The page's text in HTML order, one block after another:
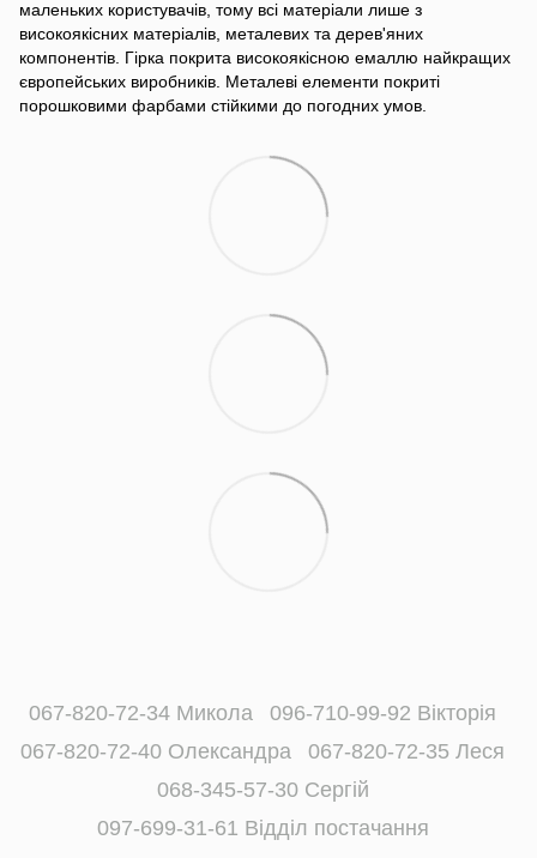
маленьких користувачів, тому всі матеріали лише з
високоякісних матеріалів, металевих та дерев'яних
компонентів. Гірка покрита високоякісною емаллю найкращих
європейських виробників. Металеві елементи покриті
порошковими фарбами стійкими до погодних умов.
067-820-72-34 Микола
096-710-99-92 Вікторія
067-820-72-40 Олександра
067-820-72-35 Леся
068-345-57-30 Сергій
097-699-31-61 Відділ постачання